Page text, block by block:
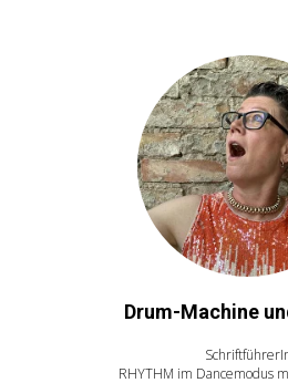
Drum-Machine
RHYTHM im Dancemodus